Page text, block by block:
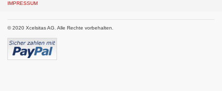
IMPRESSUM
© 2020 Xcelsitas AG. Alle Rechte vorbehalten.